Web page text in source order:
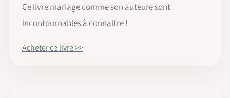
Ce livre mariage comme son auteure sont
incontournables à connaitre !
Acheter ce livre >>